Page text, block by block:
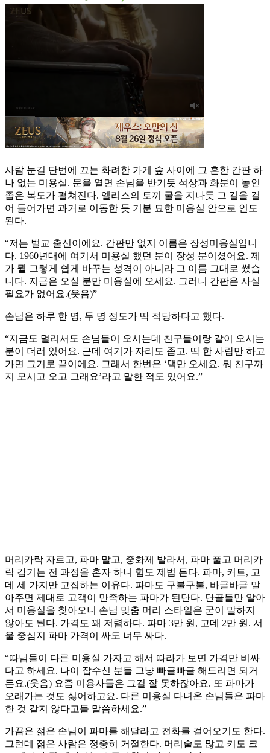
사람 눈길 단번에 끄는 화려한 가게 숲 사이에 그 흔한 간판 하
나 없는 미용실. 문을 열면 손님을 반기듯 석상과 화분이 놓인
좁은 복도가 펼쳐진다. 엘리스의 토끼 굴을 지나듯 그 길을 걸
어 들어가면 과거로 이동한 듯 기분 묘한 미용실 안으로 인도
된다.
“저는 벌교 출신이에요. 간판만 없지 이름은 장성미용실입니
다. 1960년대에 여기서 미용실 했던 분이 장성 분이셨어요. 제
가 뭘 그렇게 쉽게 바꾸는 성격이 아니라 그 이름 그대로 썼습
니다. 지금은 오실 분만 미용실에 오세요. 그러니 간판은 사실
필요가 없어요.(웃음)”
손님은 하루 한 명, 두 명 정도가 딱 적당하다고 했다.
“지금도 멀리서도 손님들이 오시는데 친구들이랑 같이 오시는
분이 더러 있어요. 근데 여기가 자리도 좁고. 딱 한 사람만 하고
가면 그거로 끝이에요. 그래서 한번은 ‘댁만 오세요. 뭐 친구까
지 모시고 오고 그래요’라고 말한 적도 있어요.”
머리카락 자르고, 파마 말고, 중화제 발라서, 파마 풀고 머리카
락 감기는 전 과정을 혼자 하니 힘도 제법 든다. 파마, 커트, 고
데 세 가지만 고집하는 이유다. 파마도 구불구불, 바글바글 말
아주면 제대로 고객이 만족하는 파마가 된단다. 단골들만 알아
서 미용실을 찾아오니 손님 맞춤 머리 스타일은 굳이 말하지
않아도 된다. 가격도 꽤 저렴하다. 파마 3만 원, 고데 2만 원. 서
울 중심지 파마 가격이 싸도 너무 싸다.
“따님들이 다른 미용실 가자고 해서 따라가 보면 가격만 비싸
다고 하세요. 나이 잡수신 분들 그냥 빠글빠글 해드리면 되거
든요.(웃음) 요즘 미용사들은 그걸 잘 못하잖아요. 또 파마가
오래가는 것도 싫어하고요. 다른 미용실 다녀온 손님들은 파마
한 것 같지 않다고들 말씀하세요.”
가끔은 젊은 손님이 파마를 해달라고 전화를 걸어오기도 한다.
그런데 젊은 사람은 정중히 거절한다. 머리숱도 많고 키도 크